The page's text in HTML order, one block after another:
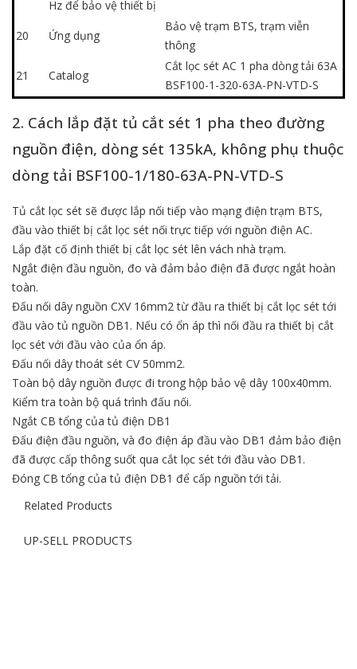
Hz để bảo vệ thiết bị
20 Ứng dụng
Bảo vệ trạm BTS, trạm viễn
thông
21
Catalog
Cắt lọc sét AC 1 pha dòng tải 63A
BSF100-1-320-63A-PN-VTD-S
2. Cách lắp đặt tủ cắt sét 1 pha theo đường
nguồn điện, dòng sét 135kA, không phụ thuộc
dòng tải BSF100-1/180-63A-PN-VTD-S
Tủ cắt lọc sét sẽ được lắp nối tiếp vào mạng điện trạm BTS,
đầu vào thiết bị cắt lọc sét nối trực tiếp với nguồn điện AC.
Lắp đặt cố định thiết bị cắt lọc sét lên vách nhà trạm.
Ngắt điện đầu nguồn, đo và đảm bảo điện đã được ngắt hoàn
toàn.
Đấu nối dây nguồn CXV 16mm2 từ đầu ra thiết bị cắt lọc sét tới
đầu vào tủ nguồn DB1. Nếu có ổn áp thì nối đầu ra thiết bị cắt
lọc sét với đầu vào của ổn áp.
Đấu nối dây thoát sét CV 50mm2.
Toàn bộ dây nguồn được đi trong hộp bảo vệ dây 100x40mm.
Kiểm tra toàn bộ quá trình đấu nối.
Ngắt CB tổng của tủ điện DB1
Đấu điện đầu nguồn, và đo điện áp đầu vào DB1 đảm bảo điện
đã được cấp thông suốt qua cắt lọc sét tới đầu vào DB1.
Đóng CB tổng của tủ điện DB1 để cấp nguồn tới tải.
Related Products
UP-SELL PRODUCTS